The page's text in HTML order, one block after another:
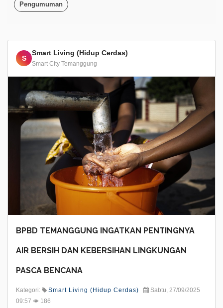
Pengumuman
S
Smart Living (Hidup Cerdas)
Smart City Temanggung
BPBD TEMANGGUNG INGATKAN PENTINGNYA
AIR BERSIH DAN KEBERSIHAN LINGKUNGAN
PASCA BENCANA
Kategori: Smart Living (Hidup Cerdas)
Sabtu, 27/09/2025
09:57
186